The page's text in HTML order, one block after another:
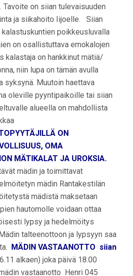
on siian tulevaisuuden
ja siikahoito Iijoelle. Siian
poikkeusluvalla
on osallistuttava emokalojen
kalastaja on hankkinut mätiä/
niin lupa on tämän avulla
syksynä. Muutoin haettava
oleville pyyntipaikoille tai siian
alueella on mahdollista
ON
OMA
MÄTIKALAT JA UROKSIA.
mädin ja toimittavat
mädin Rantakestilän
mädistä maksetaan
hautomolle voidaan ottaa
lypsy ja hedelmöitys
talteenottoon ja lypsyyn saa
MÄDIN VASTAANOTTO siian
alkaen) joka päivä 18.00
vastaanotto Henri 045